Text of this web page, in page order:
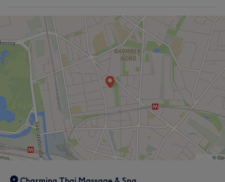
Was unsere Kunden über Sun sagen
Kompetent 11 Erfahren 10 Professionell 7